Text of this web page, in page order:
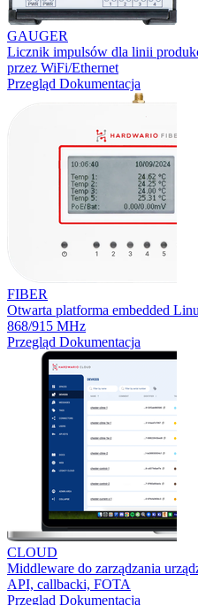
GAUGER
Licznik impulsów dla linii
przez WiFi/Ethernet
Przegląd Dokumentacja
FIBER
Otwarta platforma embedded
868/915 MHz
Przegląd Dokumentacja
CLOUD
Middleware do zarządzania
API, callbacki, FOTA
Przegląd Dokumentacja